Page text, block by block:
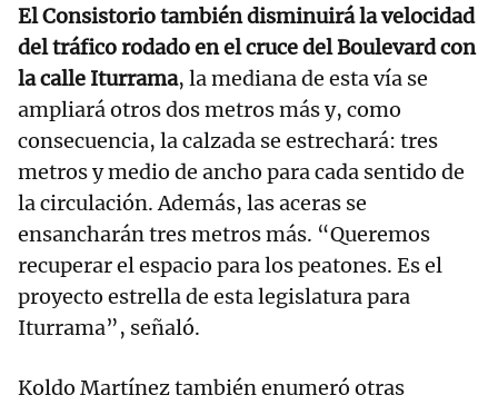
El Consistorio también disminuirá la velocidad
del tráfico rodado en el cruce del Boulevard con
la calle Iturrama, la mediana de esta vía se
ampliará otros dos metros más y, como
consecuencia, la calzada se estrechará: tres
metros y medio de ancho para cada sentido de
la circulación. Además, las aceras se
ensancharán tres metros más. “Queremos
recuperar el espacio para los peatones. Es el
proyecto estrella de esta legislatura para
Iturrama”, señaló.
Koldo Martínez también enumeró otras